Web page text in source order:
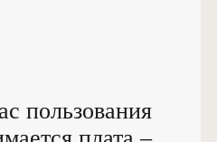
пользования